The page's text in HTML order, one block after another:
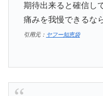
期待出来ると確信し
痛みを我慢できるな
引用元： ヤフー知恵袋